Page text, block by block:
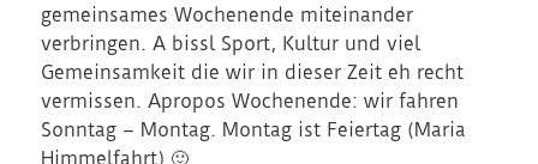
gemeinsames Wochenende miteinander
verbringen. A bissl Sport, Kultur und viel
Gemeinsamkeit die wir in dieser Zeit eh recht
vermissen. Apropos Wochenende: wir fahren
Sonntag – Montag. Montag ist Feiertag (Maria
Himmelfahrt) 🙂